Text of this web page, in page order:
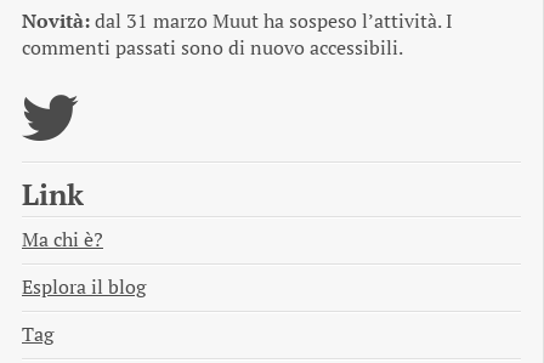
Novità:dal 31 marzo Muut ha sospeso l’attività. I
commenti passati sono di nuovo accessibili.
Link
Ma chi è?
Esplora il blog
Tag